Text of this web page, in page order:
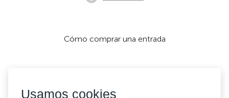
Cómo comprar una entrada
Usamos cookies